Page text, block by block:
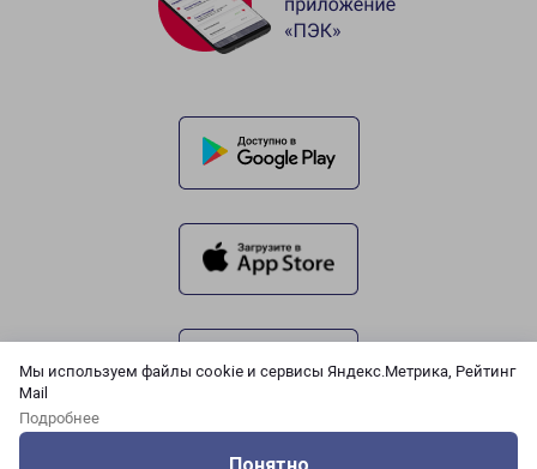
Мы используем файлы cookie и сервисы Яндекс.Метрика, Рейтинг
Mail
Подробнее